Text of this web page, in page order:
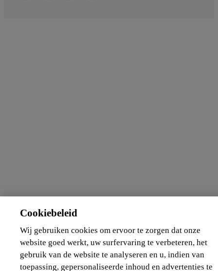
Cookiebeleid
Wij gebruiken cookies om ervoor te zorgen dat onze
website goed werkt, uw surfervaring te verbeteren, het
gebruik van de website te analyseren en u, indien van
toepassing, gepersonaliseerde inhoud en advertenties te